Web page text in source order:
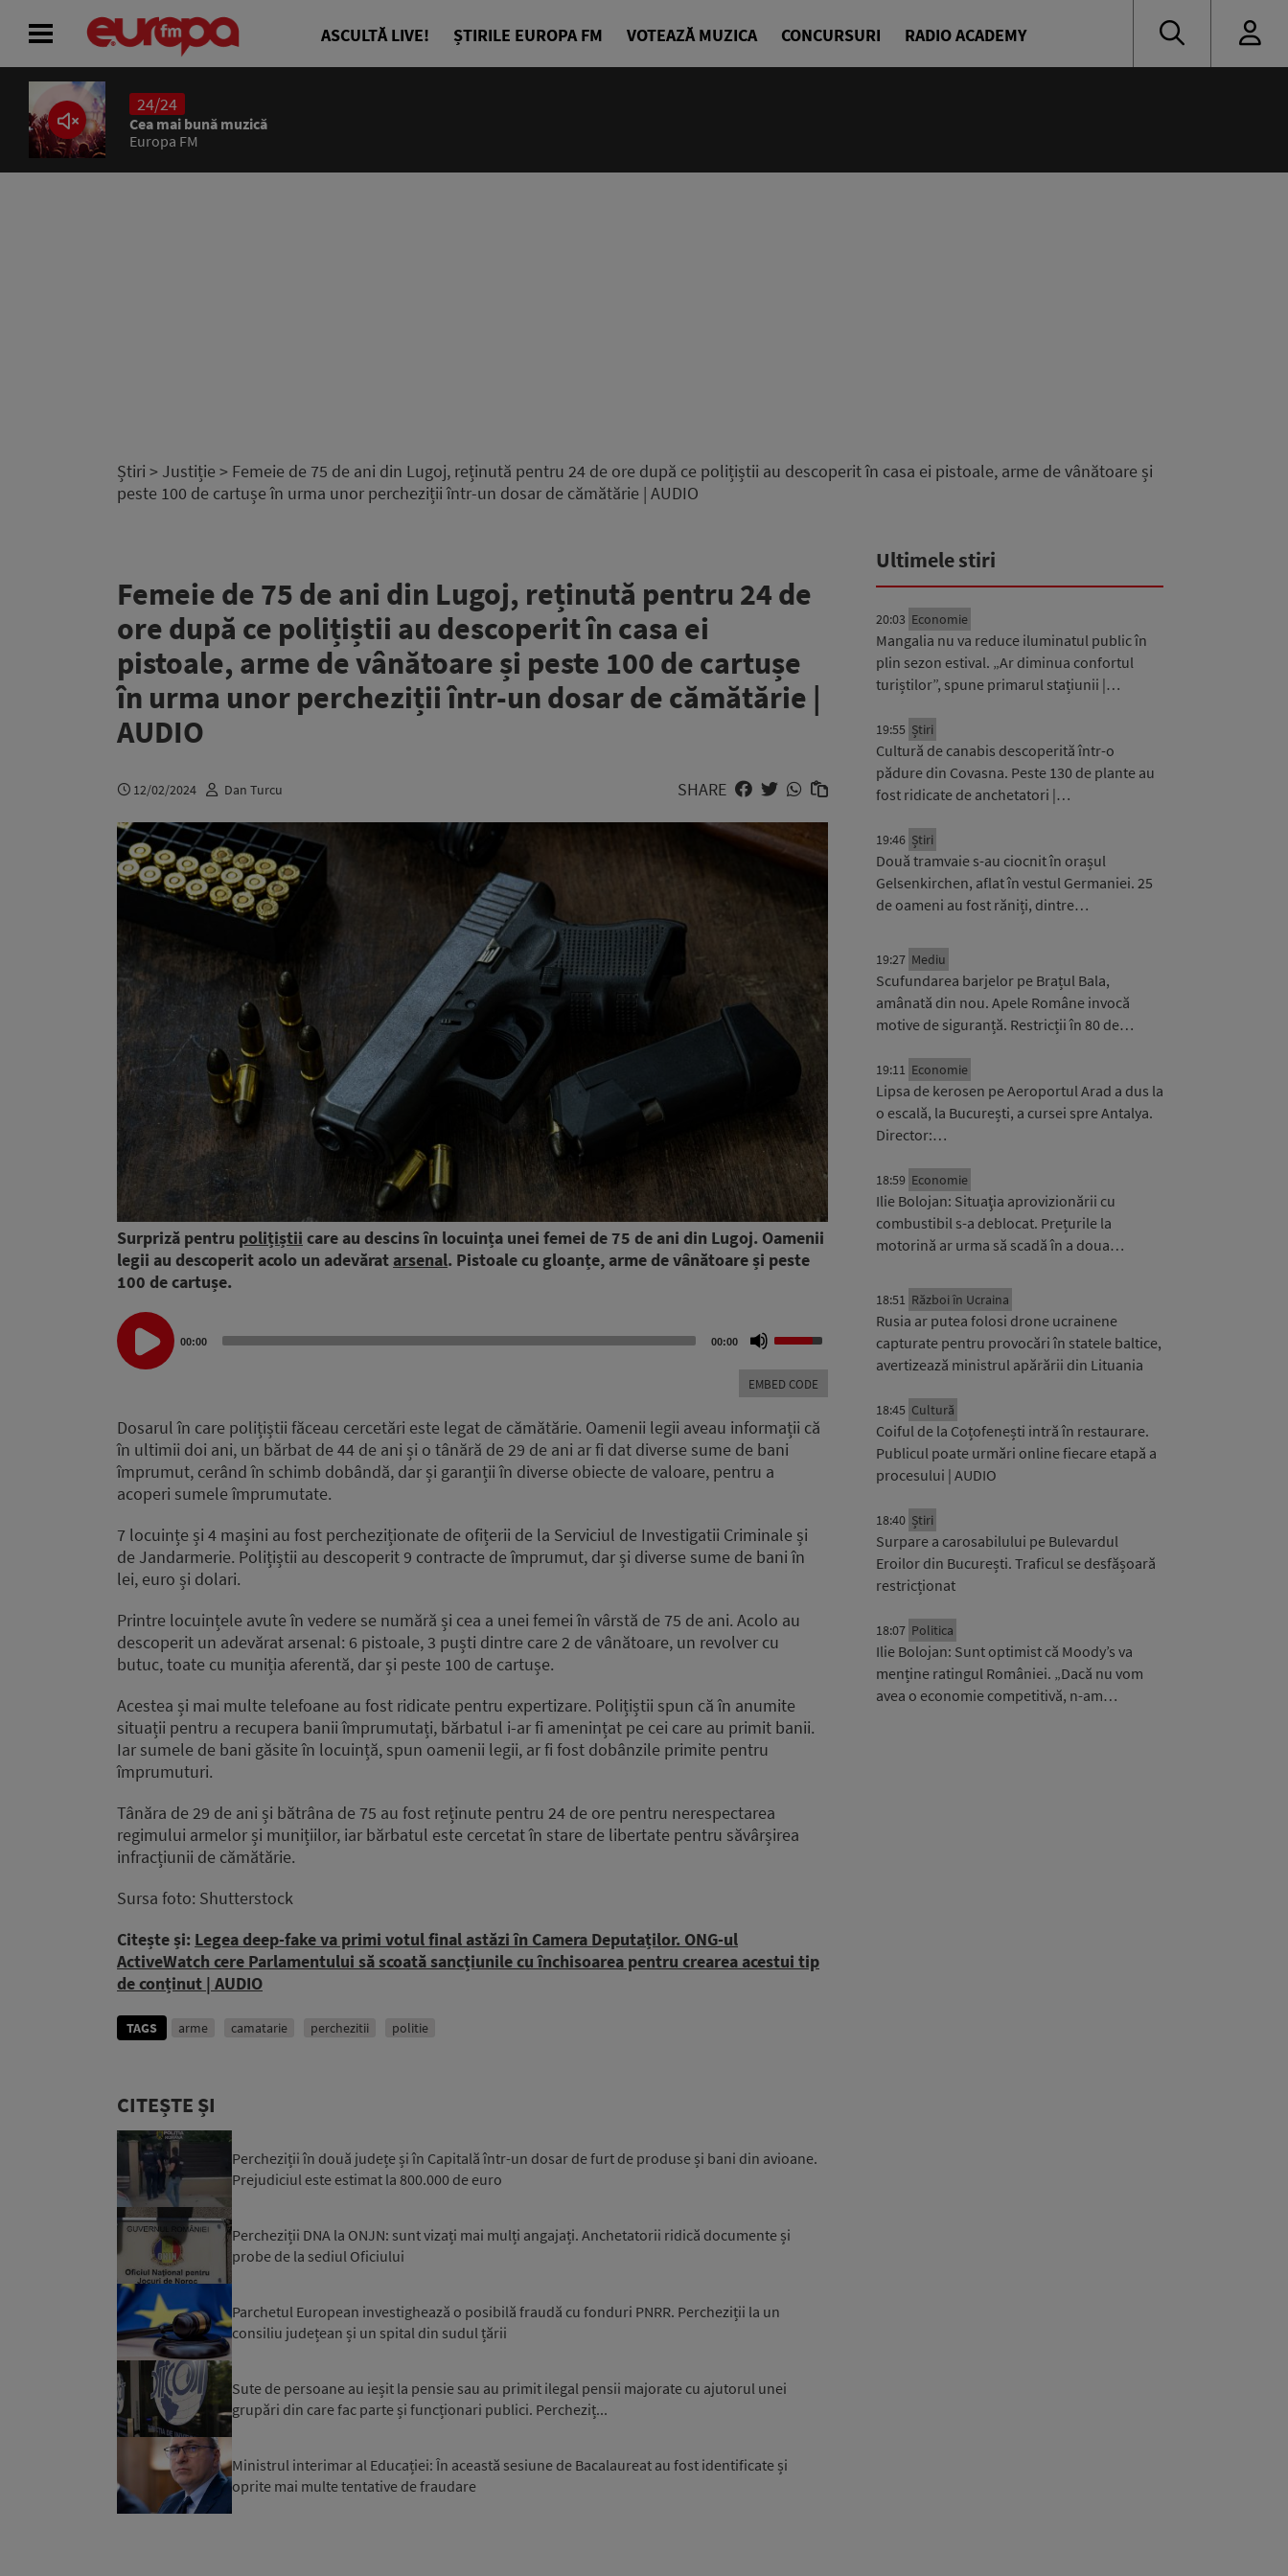
ASCULTĂ LIVE! ȘTIRILE EUROPA FM VOTEAZĂ MUZICA CONCURSURI RADIO ACADEMY
24/24
Cea mai bună muzică
Europa FM
Știri > Justiție > Femeie de 75 de ani din Lugoj, reținută pentru 24 de ore după ce polițiștii au descoperit în casa ei pistoale, arme de vânătoare și
peste 100 de cartușe în urma unor percheziții într-un dosar de cămătărie | AUDIO
Femeie de 75 de ani din Lugoj, reținută pentru 24 de
ore după ce polițiștii au descoperit în casa ei
pistoale, arme de vânătoare și peste 100 de cartușe
în urma unor percheziții într-un dosar de cămătărie |
AUDIO
12/02/2024 Dan Turcu SHARE
Surpriză pentru polițiștii care au descins în locuința unei femei de 75 de ani din Lugoj. Oamenii
legii au descoperit acolo un adevărat arsenal. Pistoale cu gloanțe, arme de vânătoare și peste
100 de cartușe.
Audio
Player
00:00 00:00
Up/Down
keys
increase
or
EMBED CODE
Dosarul în care polițiștii făceau cercetări este legat de cămătărie. Oamenii legii aveau informații că
în ultimii doi ani, un bărbat de 44 de ani și o tânără de 29 de ani ar fi dat diverse sume de bani
împrumut, cerând în schimb dobândă, dar și garanții în diverse obiecte de valoare, pentru a
acoperi sumele împrumutate.
7 locuințe și 4 mașini au fost percheziționate de ofițerii de la Serviciul de Investigatii Criminale și
de Jandarmerie. Polițiștii au descoperit 9 contracte de împrumut, dar și diverse sume de bani în
lei, euro și dolari.
Printre locuințele avute în vedere se numără și cea a unei femei în vârstă de 75 de ani. Acolo au
descoperit un adevărat arsenal: 6 pistoale, 3 puști dintre care 2 de vânătoare, un revolver cu
butuc, toate cu muniția aferentă, dar și peste 100 de cartușe.
Acestea și mai multe telefoane au fost ridicate pentru expertizare. Polițiștii spun că în anumite
situații pentru a recupera banii împrumutați, bărbatul i-ar fi amenințat pe cei care au primit banii.
Iar sumele de bani găsite în locuință, spun oamenii legii, ar fi fost dobânzile primite pentru
împrumuturi.
Tânăra de 29 de ani și bătrâna de 75 au fost reținute pentru 24 de ore pentru nerespectarea
regimului armelor și munițiilor, iar bărbatul este cercetat în stare de libertate pentru săvârșirea
infracțiunii de cămătărie.
Sursa foto: Shutterstock
Citește și: Legea deep-fake va primi votul final astăzi în Camera Deputaților. ONG-ul
ActiveWatch cere Parlamentului să scoată sancțiunile cu închisoarea pentru crearea acestui tip
de conținut | AUDIO
TAGS arme camatarie perchezitii politie
CITEȘTE ȘI
Percheziții în două județe și în Capitală într-un dosar de furt de produse și bani din avioane.
Prejudiciul este estimat la 800.000 de euro
Percheziții DNA la ONJN: sunt vizați mai mulți angajați. Anchetatorii ridică documente și
probe de la sediul Oficiului
Parchetul European investighează o posibilă fraudă cu fonduri PNRR. Percheziții la un
consiliu județean și un spital din sudul țării
Sute de persoane au ieșit la pensie sau au primit ilegal pensii majorate cu ajutorul unei
grupări din care fac parte și funcționari publici. Percheziț...
Ministrul interimar al Educației: În această sesiune de Bacalaureat au fost identificate și
oprite mai multe tentative de fraudare
Ultimele stiri
20:03 Economie
Mangalia nu va reduce iluminatul public în
plin sezon estival. „Ar diminua confortul
turiștilor”, spune primarul stațiunii |…
19:55 Știri
Cultură de canabis descoperită într-o
pădure din Covasna. Peste 130 de plante au
fost ridicate de anchetatori |…
19:46 Știri
Două tramvaie s-au ciocnit în orașul
Gelsenkirchen, aflat în vestul Germaniei. 25
de oameni au fost răniți, dintre…
19:27 Mediu
Scufundarea barjelor pe Brațul Bala,
amânată din nou. Apele Române invocă
motive de siguranță. Restricții în 80 de…
19:11 Economie
Lipsa de kerosen pe Aeroportul Arad a dus la
o escală, la București, a cursei spre Antalya.
Director:…
18:59 Economie
Ilie Bolojan: Situaţia aprovizionării cu
combustibil s-a deblocat. Prețurile la
motorină ar urma să scadă în a doua…
18:51 Război în Ucraina
Rusia ar putea folosi drone ucrainene
capturate pentru provocări în statele baltice,
avertizează ministrul apărării din Lituania
18:45 Cultură
Coiful de la Coțofenești intră în restaurare.
Publicul poate urmări online fiecare etapă a
procesului | AUDIO
18:40 Știri
Surpare a carosabilului pe Bulevardul
Eroilor din București. Traficul se desfășoară
restricționat
18:07 Politica
Ilie Bolojan: Sunt optimist că Moody’s va
menține ratingul României. „Dacă nu vom
avea o economie competitivă, n-am…
ACASĂ
ȘTIRI